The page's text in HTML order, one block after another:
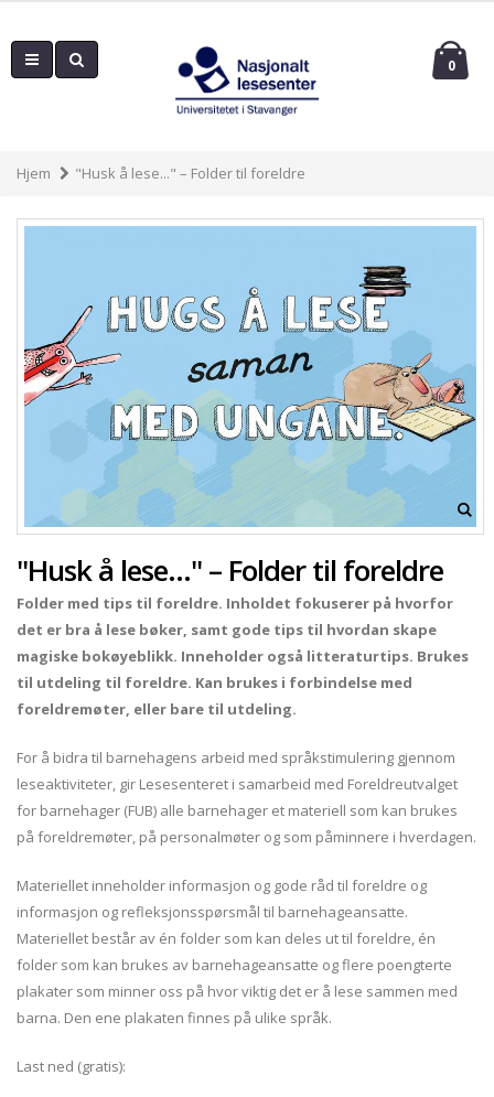
0
Hjem "Husk å lese..." – Folder til foreldre
"Husk å lese..." – Folder til foreldre
Folder med tips til foreldre. Inholdet fokuserer på hvorfor
det er bra å lese bøker, samt gode tips til hvordan skape
magiske bokøyeblikk. Inneholder også litteraturtips. Brukes
til utdeling til foreldre. Kan brukes i forbindelse med
foreldremøter, eller bare til utdeling.
For å bidra til barnehagens arbeid med språkstimulering gjennom
leseaktiviteter, gir Lesesenteret i samarbeid med Foreldreutvalget
for barnehager (FUB) alle barnehager et materiell som kan brukes
på foreldremøter, på personalmøter og som påminnere i hverdagen.
Materiellet inneholder informasjon og gode råd til foreldre og
informasjon og refleksjonsspørsmål til barnehageansatte.
Materiellet består av én folder som kan deles ut til foreldre, én
folder som kan brukes av barnehageansatte og flere poengterte
plakater som minner oss på hvor viktig det er å lese sammen med
barna. Den ene plakaten finnes på ulike språk.
Last ned (gratis):